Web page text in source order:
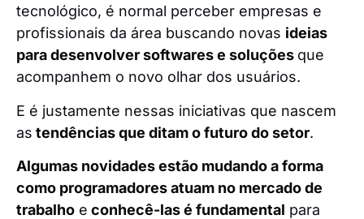
tecnológico, é normal perceber empresas e
profissionais da área buscando novas ideias
para desenvolver softwares e soluções que
acompanhem o novo olhar dos usuários.
E é justamente nessas iniciativas que nascem
as tendências que ditam o futuro do setor.
Algumas novidades estão mudando a forma
como programadores atuam no mercado de
trabalho e conhecê-las é fundamental para